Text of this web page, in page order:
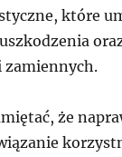
które
zamiennych.
że